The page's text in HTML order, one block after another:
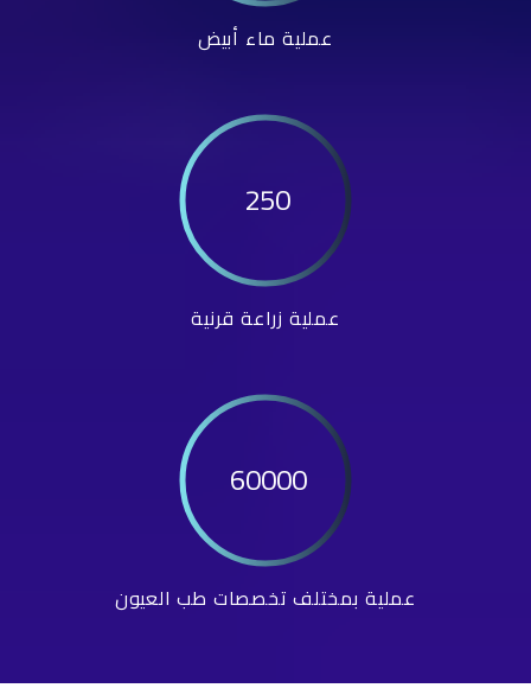
عملية ماء أبيض
250
عملية زراعة قرنية
60000
عملية بمختلف تخصصات طب العيون